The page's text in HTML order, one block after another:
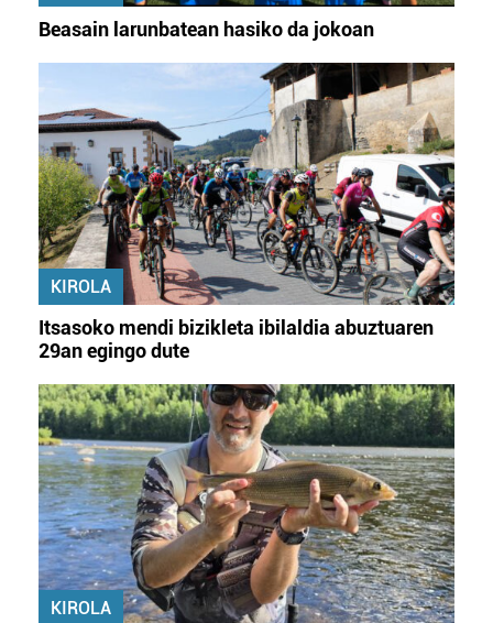
Beasain larunbatean hasiko da jokoan
KIROLA
Itsasoko mendi bizikleta ibilaldia abuztuaren
29an egingo dute
KIROLA